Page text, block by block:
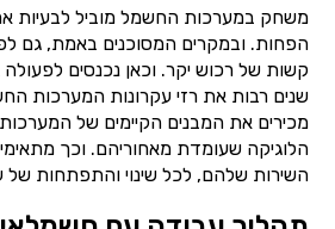
משחק במערכות החשמל מוביל לבעיות
הפחות. ובמקרים המסוכנים באמת, גם
קשות של רכוש יקר. וכאן נכנסים
שנים רבות את רזי עקרונות המערכות
מכירים את המבנים הקיימים של
הלוגיקה שעומדת מאחוריהם. וכך
השירות שלהם, לכל שינוי והתפתחות